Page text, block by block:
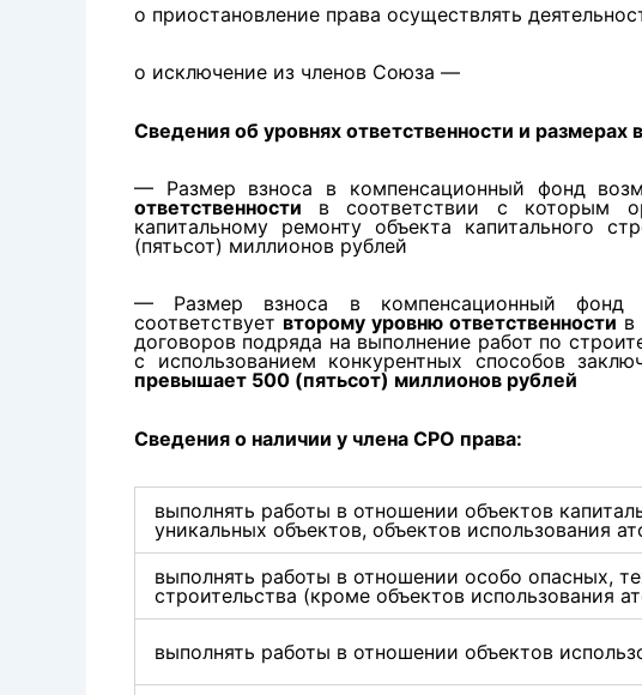
о приостановление права осуществлять
о исключение из членов Союза —
Сведения об уровнях ответственности и
— Размер взноса в компенсационный фонд
ответственности в соответствии с которым
капитальному ремонту объекта капитального
(пятьсот) миллионов рублей
— Размер взноса в компенсационный фонд
соответствует второму уровню ответственности в
договоров подряда на выполнение работ по
с использованием конкурентных способов
превышает 500 (пятьсот) миллионов рублей
Сведения о наличии у члена СРО права:
выполнять работы в отношении объектов
уникальных объектов, объектов использования
выполнять работы в отношении особо опасных,
строительства (кроме объектов использования
выполнять работы в отношении объектов